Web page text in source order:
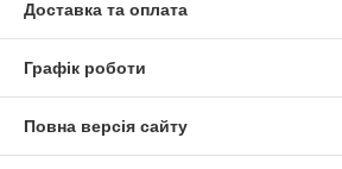
Доставка та оплата
Графік роботи
Повна версія сайту